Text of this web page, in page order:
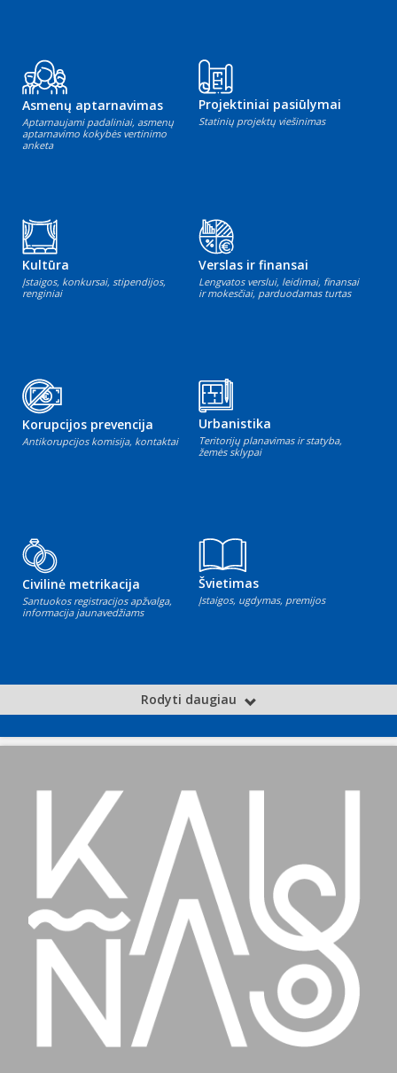
Asmenų aptarnavimas
Aptarnaujami padaliniai, asmenų
aptarnavimo kokybės vertinimo
anketa
Projektiniai pasiūlymai
Statinių projektų viešinimas
Kultūra
Įstaigos, konkursai, stipendijos,
renginiai
Verslas ir finansai
Lengvatos verslui, leidimai, finansai
ir mokesčiai, parduodamas turtas
Korupcijos prevencija
Antikorupcijos komisija, kontaktai
Urbanistika
Teritorijų planavimas ir statyba,
žemės sklypai
Civilinė metrikacija
Santuokos registracijos apžvalga,
informacija jaunavedžiams
Švietimas
Įstaigos, ugdymas, premijos
Rodyti daugiau